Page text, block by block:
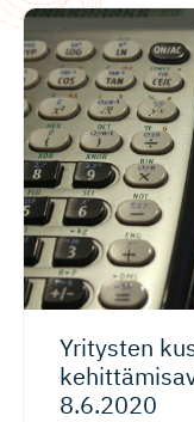
Yritysten
8.6.2020